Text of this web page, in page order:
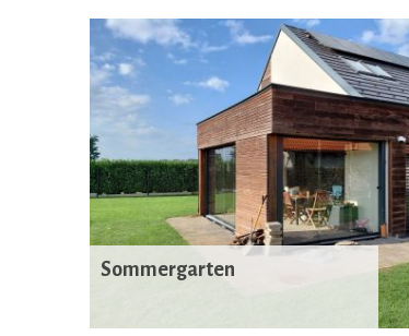
Sommergarten